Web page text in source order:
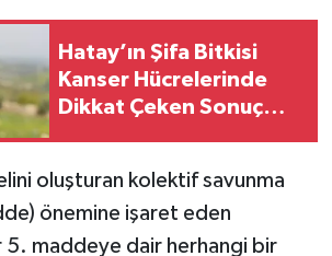
Hatay’ın Şifa Bitkisi
Kanser Hücrelerinde
Dikkat Çeken Sonuç
oluşturan kolektif savunma
önemine işaret eden
5. maddeye dair herhangi bir